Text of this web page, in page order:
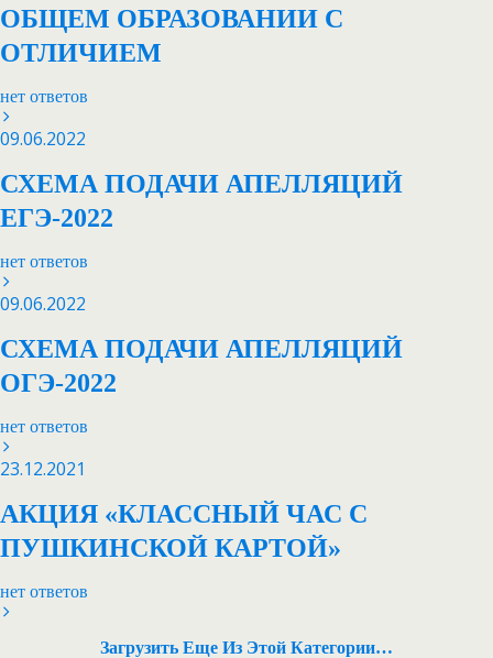
ОБЩЕМ ОБРАЗОВАНИИ С
ОТЛИЧИЕМ
нет ответов
09.06.2022
СХЕМА ПОДАЧИ АПЕЛЛЯЦИЙ
ЕГЭ-2022
нет ответов
09.06.2022
СХЕМА ПОДАЧИ АПЕЛЛЯЦИЙ
ОГЭ-2022
нет ответов
23.12.2021
АКЦИЯ «КЛАССНЫЙ ЧАС С
ПУШКИНСКОЙ КАРТОЙ»
нет ответов
Загрузить Еще Из Этой Категории…